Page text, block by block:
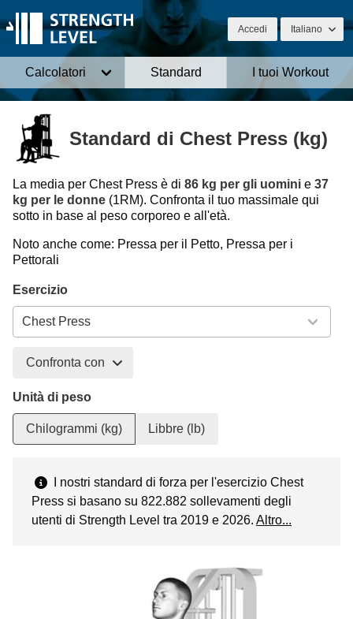
Accedi Italiano
Calcolatori Standard I tuoi Workout
Standard di Chest Press (kg)
La media per Chest Press è di 86 kg per gli uomini e 37
kg per le donne (1RM). Confronta il tuo massimale qui
sotto in base al peso corporeo e all'età.
Noto anche come: Pressa per il Petto, Pressa per i
Pettorali
Esercizio
Confronta con
Unità di peso
Chilogrammi (kg) Libbre (lb)
I nostri standard di forza per l'esercizio Chest
Press si basano su 822.882 sollevamenti degli
utenti di Strength Level tra 2019 e 2026. Altro...